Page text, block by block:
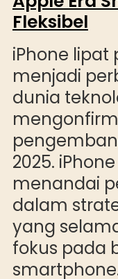
Fleksibel
iPhone
menjadi
dunia
2025.
menandai
dalam
yang
fokus pada